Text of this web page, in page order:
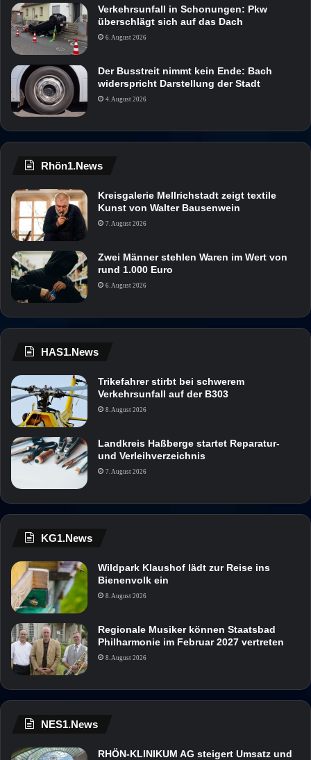
Verkehrsunfall in Schonungen: Pkw
überschlägt sich auf das Dach
6. August 2026
Der Busstreit nimmt kein Ende: Bach
widerspricht Darstellung der Stadt
4. August 2026
Rhön1.News
Kreisgalerie Mellrichstadt zeigt textile
Kunst von Walter Bausenwein
7. August 2026
Zwei Männer stehlen Waren im Wert von
rund 1.000 Euro
6. August 2026
HAS1.News
Trikefahrer stirbt bei schwerem
Verkehrsunfall auf der B303
8. August 2026
Landkreis Haßberge startet Reparatur-
und Verleihverzeichnis
7. August 2026
KG1.News
Wildpark Klaushof lädt zur Reise ins
Bienenvolk ein
8. August 2026
Regionale Musiker können Staatsbad
Philharmonie im Februar 2027 vertreten
8. August 2026
NES1.News
RHÖN-KLINIKUM AG steigert Umsatz und